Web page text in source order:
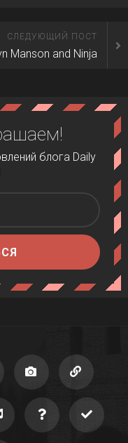
СЛЕДУЮЩИЙ ПОСТ
Manson and Ninja
блога Daily